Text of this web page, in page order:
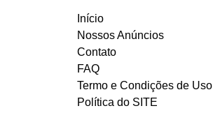
Início
Nossos Anúncios
Contato
FAQ
Termo e Condições de Uso
Política do SITE